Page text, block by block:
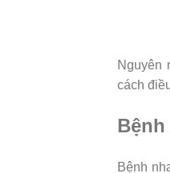
Nguyên
cách
Bệnh